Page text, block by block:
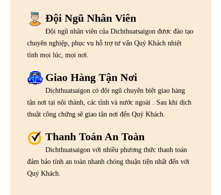
Đội Ngũ Nhân Viên
Đội ngũ nhân viên của Dichthuatsaigon được đào tạo
chuyên nghiệp, phục vụ hỗ trợ tư vấn Quý Khách nhiệt
tình mọi lúc, mọi nơi.
Giao Hàng Tận Nơi
Dichthuatsaigon có đội ngũ chuyên biệt giao hàng
tận nơi tại nội thành, các tỉnh và nước ngoài . Sau khi dịch
thuật công chứng sẽ giao tận nơi đến Quý Khách.
Thanh Toán An Toàn
Dichthuatsaigon với nhiều phương thức thanh toán
đảm bảo tính an toàn nhanh chóng thuận tiện nhất đến với
Quý Khách.